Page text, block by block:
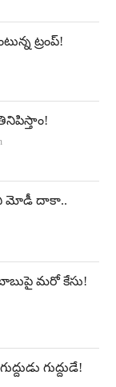
ట్రంప్‌!
మోడీ దాకా..
మరో కేసు!
గుద్దుడే!